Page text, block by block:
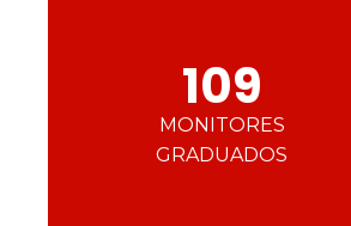
109
MONITORES
GRADUADOS